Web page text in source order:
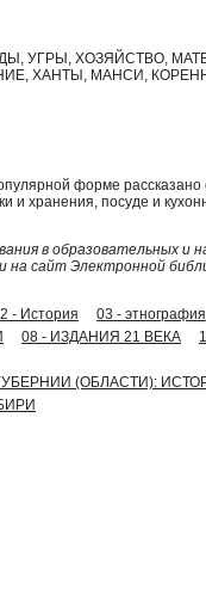
УГРЫ, ХОЗЯЙСТВО,
ХАНТЫ, МАНСИ,
форме
и хранения, посуде и
в образовательных и
на сайт Электронной
- История
03 - этнография
08 - ИЗДАНИЯ 21 ВЕКА
(ОБЛАСТИ):